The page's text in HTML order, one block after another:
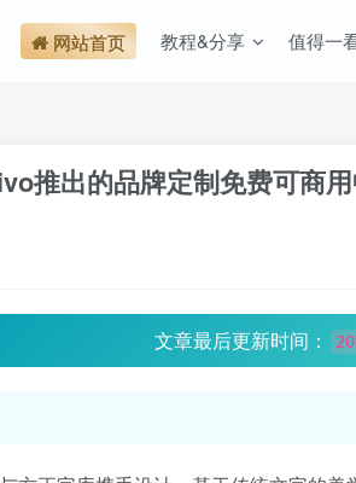
网站首页 教程&分享 值得一
推出的品牌定制免费可商
文章最后更新时间：